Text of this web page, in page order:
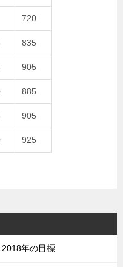
720
835
905
885
905
925
年の目標